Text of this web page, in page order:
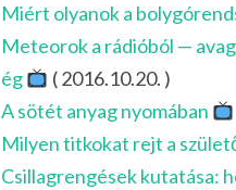
Miért olyanok a
Meteorok a rádióból —
ég
( 2016.10.20. )
A sötét anyag nyomában
Milyen titkokat rejt a
Csillagrengések kutatása: